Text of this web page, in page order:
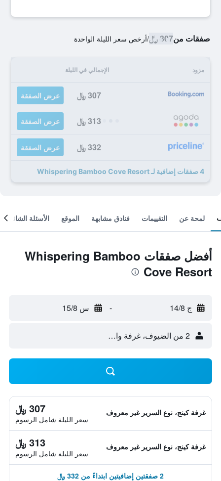
صفقات من307 ﷼ /أرخص سعر الليلة الواحدة
مزود الإجمالي في الليلة
307 ﷼ عرض الصفقة
313 ﷼ عرض الصفقة
332 ﷼ عرض الصفقة
4 صفقات إضافية لـ Whispering Bamboo Cove Resort
لمحة عن التقييمات فنادق مشابهة الموقع الأسئلة الشائعة
أفضل صفقات Whispering Bamboo
Cove Resort
ج 14/8 - س 15/8
2 من الضيوف، غرفة واحدة
غرفة كينج، نوع السرير غير معروف 307 ﷼
سعر الليلة شامل الرسوم
غرفة كينج، نوع السرير غير معروف 313 ﷼
سعر الليلة شامل الرسوم
2 صفقتين إضافيتين ابتداءً من 332 ﷼